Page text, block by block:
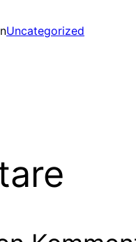
Uncategorized